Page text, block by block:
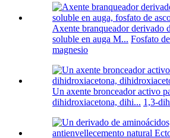
Axente branqueador derivado
soluble en auga M... Fosfato
magnesio
Un axente bronceador activo
dihidroxiacetona, dihi... 1,3-